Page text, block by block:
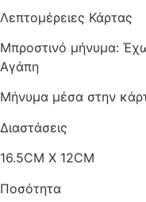
Λεπτομέρειες Κάρτας
Μπροστινό μήνυμα:
Αγάπη
Μήνυμα μέσα στην
Διαστάσεις
16.5CM X 12CM
Ποσότητα